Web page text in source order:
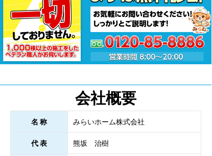
会社概要
名 称 みらいホーム株式会社
代 表 熊坂 治樹